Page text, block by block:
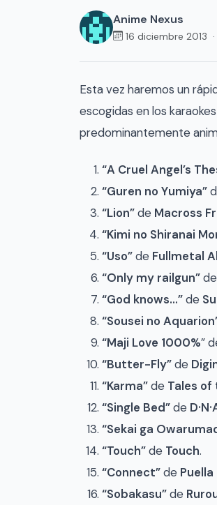
Anime Nexus
16 diciembre 2013 ·
Esta vez haremos un
escogidas en los
predominantemente
“A Cruel Angel’s
“Guren no Yumiya”
“Lion”de Macross
“Kimi no Shiranai
“Uso”de Fullmetal
“Only my railgun”de
“God knows…”de
“Sousei no
“Maji Love 1000%”
“Butter-Fly”de
“Karma”de Tales of
“Single Bed”de
“Sekai ga
“Touch”de Touch.
“Connect”de
“Sobakasu”de